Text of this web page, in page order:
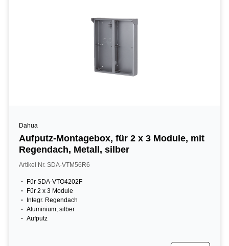
Dahua
Aufputz-Montagebox, für 2 x 3 Module, mit
Regendach, Metall, silber
Artikel Nr. SDA-VTM56R6
Für SDA-VTO4202F
Für 2 x 3 Module
Integr. Regendach
Aluminium, silber
Aufputz